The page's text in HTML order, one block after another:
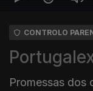
CONTROLO
Promessas dos